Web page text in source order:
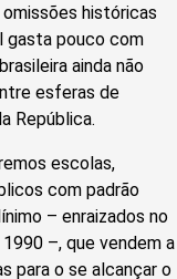
históricas
gasta pouco com
ainda não
esferas de
República.
escolas,
com padrão
– enraizados no
–, que vendem a
para o se alcançar o